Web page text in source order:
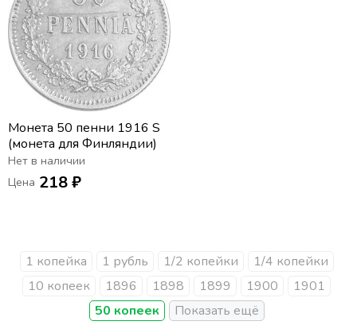
Монета 50 пенни 1916 S
(монета для Финляндии)
Нет в наличии
Цена 218 ₽
1 копейка 1 рубль 1/2 копейки
1/4 копейки
10 копеек
1896 1898 1899 1900
1901
50 копеек